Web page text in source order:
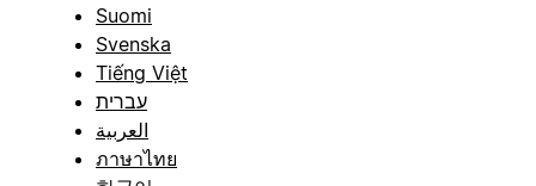
Suomi
Svenska
Tiếng Việt
עברית
العربية
ภาษาไทย